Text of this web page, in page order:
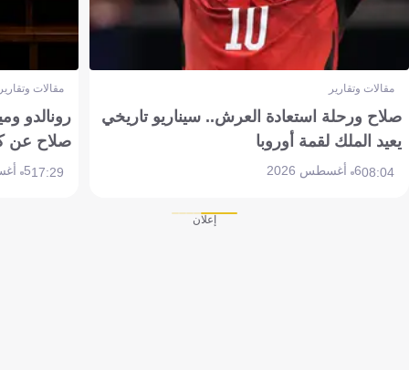
مقالات وتقارير
صلاح ورحلة استعادة العرش.. سيناريو تاريخي
يعيد الملك لقمة أوروبا
08:046 أغسطس 2026
مقالات
رونالدو
صلاح عن
17:295 أغسطس 2026
إعلان